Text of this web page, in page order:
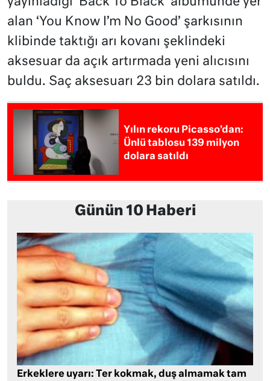
alan ‘You Know I’m No Good’ şarkısının
klibinde taktığı arı kovanı şeklindeki
aksesuar da açık artırmada yeni alıcısını
buldu. Saç aksesuarı 23 bin dolara satıldı.
Yılın rekoru Picasso’dan:
Ünlü tablosu 139 milyon
dolara satıldı
Günün 10 Haberi
Erkeklere uyarı: Ter kokmak, duş almamak tam